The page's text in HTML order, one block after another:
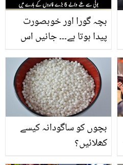
بچہ گورا اور خوبصورت
پیدا ہوتا ہے۔۔۔ جانیں اس
بڑے فائدوں کے بارے میں
جنھیں جان کر آپ بھی
حیران رہ جائیں گے
بچوں کو ساگودانہ کیسے
کھلائیں؟